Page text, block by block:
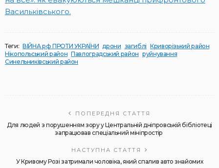
Васильківського.
Теги: ВІЙНА рф ПРОТИ УКРАЇНИ дрони загиблі Криворізький район
Нікопольський район Павлоградський район руйнування
Синельниківський район
ПОПЕРЕДНЯ СТАТТЯ
Для людей з порушенням зору у Центральній дніпровській бібліотеці
запрацював спеціальний мініпростір
НАСТУПНА СТАТТЯ
У Кривому Розі затримали чоловіка, який спалив авто знайомих